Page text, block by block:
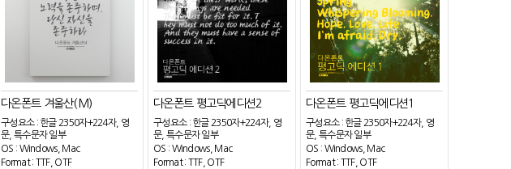
다온폰트 겨울산(M)
구성요소 : 한글 2350자+224자, 영
문, 특수문자 일부
OS : Windows, Mac
Format : TTF, OTF
다온폰트 평고딕에디션2
구성요소 : 한글 2350자+224자, 영
문, 특수문자 일부
OS : Windows, Mac
Format : TTF, OTF
다온폰트 평고딕에디션1
구성요소 : 한글 2350자+224자, 영
문, 특수문자 일부
OS : Windows, Mac
Format : TTF, OTF